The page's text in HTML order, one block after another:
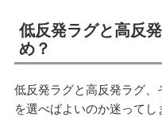
低反発ラグと高反
め？
低反発ラグと高反発ラグ、
を選べばよいのか迷ってし